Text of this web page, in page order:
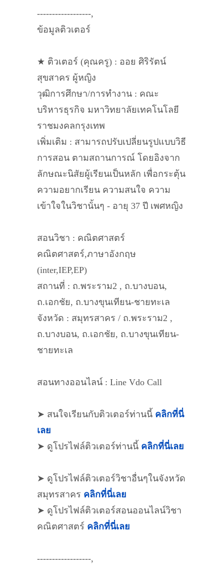
------------------,
ข้อมูลติวเตอร์
★ ติวเตอร์ (คุณครู) : ออย ศิริรัตน์
สุขสาคร ผู้หญิง
วุฒิการศึกษา/การทำงาน : คณะ
บริหารธุรกิจ มหาวิทยาลัยเทคโนโลยี
ราชมงคลกรุงเทพ
เพิ่มเติม : สามารถปรับเปลี่ยนรูปแบบวิธี
การสอน ตามสถานการณ์ โดยอิงจาก
ลักษณะนิสัยผู้เรียนเป็นหลัก เพื่อกระตุ้น
ความอยากเรียน ความสนใจ ความ
เข้าใจในวิชานั้นๆ - อายุ 37 ปี เพศหญิง
สอนวิชา : คณิตศาสตร์
คณิตศาสตร์,ภาษาอังกฤษ
(inter,IEP,EP)
สถานที่ : ถ.พระราม2 , ถ.บางบอน,
ถ.เอกชัย, ถ.บางขุนเทียน-ชายทะเล
จังหวัด : สมุทรสาคร / ถ.พระราม2 ,
ถ.บางบอน, ถ.เอกชัย, ถ.บางขุนเทียน-
ชายทะเล
สอนทางออนไลน์ : Line Vdo Call
➤ สนใจเรียนกับติวเตอร์ท่านนี้ คลิกที่นี่
เลย
➤ ดูโปรไฟล์ติวเตอร์ท่านนี้ คลิกที่นี่เลย
➤ ดูโปรไฟล์ติวเตอร์วิชาอื่นๆในจังหวัด
สมุทรสาคร คลิกที่นี่เลย
➤ ดูโปรไฟล์ติวเตอร์สอนออนไลน์วิชา
คณิตศาสตร์ คลิกที่นี่เลย
------------------,